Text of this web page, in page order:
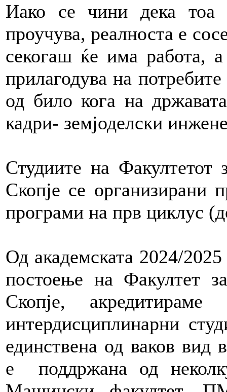
Иако се чини дека
проучува, реалноста е
секогаш ќе има работа,
прилагодува на
од било кога на
кадри- земјоделски
Студиите на Факултетот
Скопје се организирани
програми на прв циклус
Од академската 2024/
постоење на Факултет
Скопје,
интердисциплинарни
единствена од ваков вид
е поддржана од